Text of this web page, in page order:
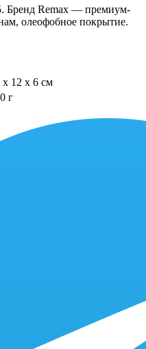
Бренд Remax — премиум-
олеофобное покрытие.
x 12 x 6 см
г